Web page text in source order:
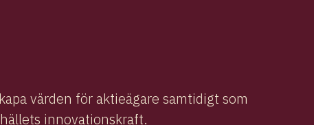
värden för aktieägare samtidigt som
innovationskraft.